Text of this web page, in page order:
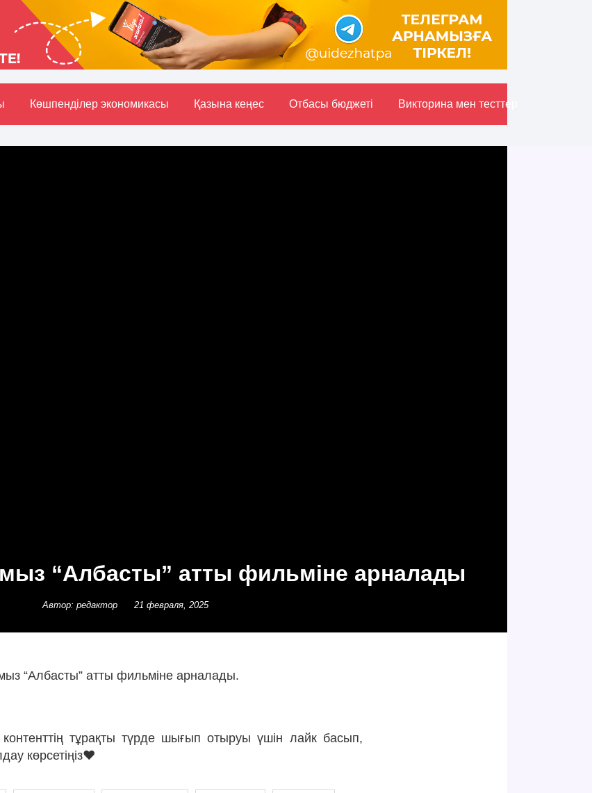
Көшпенділер экономикасы Қазына кеңес Отбасы бюджетi Викторина мен тесттер
“Албасты” атты фильміне арналады
Автор: редактор 21 февраля, 2025
“Албасты” атты фильміне арналады.
тұрақты түрде шығып отыруы үшін лайк басып,
көрсетіңіз❤